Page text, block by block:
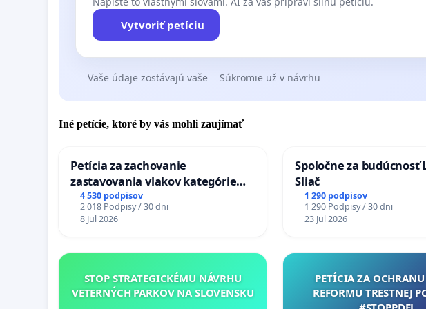
Petičný výbor (rodičia detí s autizmom):
Mgr. Petronela Brown, psychológ, opatrovateľ
Ing. Jana Plchová, PhD., VŠ pedagóg STU BA
Mgr. art. Martin Plch, vydavateľ kníh
Bc. Bronislava Nemcová, zdravotná sestra, t.č. opatrovateľ
Ing. Peter Nemec, SZČO
Vytvoriť petíciu
Vaše údaje zostávajú vaše Súkromie už v návrhu
Iné petície, ktoré by vás mohli zaujímať
Petícia za zachovanie
zastavovania vlakov kategórie
Expres (Ex) TATRAN v železničnej
stanici Púchov
4 530 podpisov
2 018 Podpisy / 30 dni
8 Jul 2026
Spoločne za budúcnosť
Sliač
1 290 podpisov
1 290 Podpisy / 30 dni
23 Jul 2026
STOP STRATEGICKÉMU NÁVRHU
VETERNÝCH PARKOV NA SLOVENSKU
PETÍCIA ZA
REFORMU TRESTNEJ